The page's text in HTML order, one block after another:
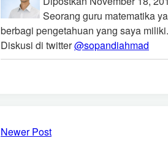
Seorang guru matematika
berbagi pengetahuan yang saya miliki.
Diskusi di twitter@sopandiahmad
Newer Post